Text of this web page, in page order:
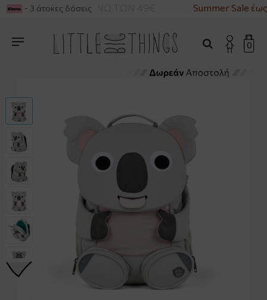
ΓΙΑ ΑΓΟΡΕΣ ΑΝΩ ΤΩΝ 49€ Summer Sale
- 3 άτοκες δόσεις
0